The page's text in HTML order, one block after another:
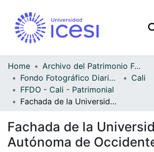
Home
Archivo del Patrimonio Fotográfico y Fílmico del Valle del Cauca
Fondo Fotográfico Diario Occidente
Cali
FFDO - Cali - Patrimonial
Fachada de la Universidad Autónoma de Occidente
Fachada de la
Autónoma de